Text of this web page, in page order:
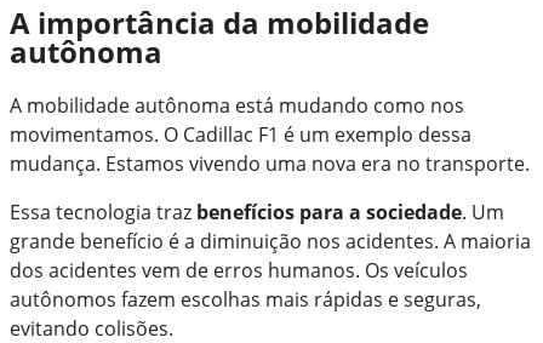
A importância da mobilidade
autônoma
A mobilidade autônoma está mudando como nos
movimentamos. O Cadillac F1 é um exemplo dessa
mudança. Estamos vivendo uma nova era no transporte.
Essa tecnologia traz benefícios para a sociedade. Um
grande benefício é a diminuição nos acidentes. A maioria
dos acidentes vem de erros humanos. Os veículos
autônomos fazem escolhas mais rápidas e seguras,
evitando colisões.